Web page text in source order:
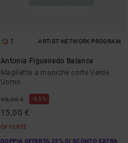
1 ARTIST NETWORK PROGRAM
Antonia Figueiredo Balance
Maglietta a maniche corte Verde
Uomo
40,00 € 63%
15,00 €
OFFERTE
DOPPIA OFFERTA 25% DI SCONTO EXTRA